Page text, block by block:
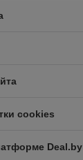
cookies
Deal.by